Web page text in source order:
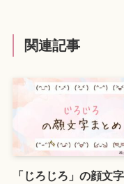
関連記事
「じろじろ」の顔文